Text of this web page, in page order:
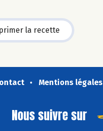
la recette
Mentions légales
Nous suivre sur